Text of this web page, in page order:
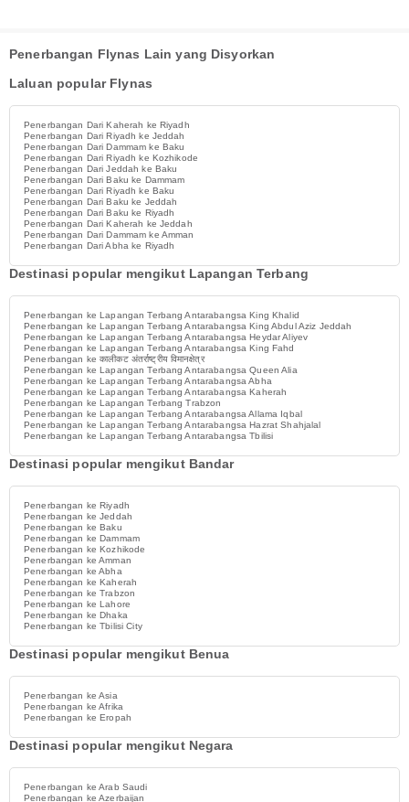
Penerbangan Flynas Lain yang Disyorkan
Laluan popular Flynas
Penerbangan Dari Kaherah ke Riyadh
Penerbangan Dari Riyadh ke Jeddah
Penerbangan Dari Dammam ke Baku
Penerbangan Dari Riyadh ke Kozhikode
Penerbangan Dari Jeddah ke Baku
Penerbangan Dari Baku ke Dammam
Penerbangan Dari Riyadh ke Baku
Penerbangan Dari Baku ke Jeddah
Penerbangan Dari Baku ke Riyadh
Penerbangan Dari Kaherah ke Jeddah
Penerbangan Dari Dammam ke Amman
Penerbangan Dari Abha ke Riyadh
Destinasi popular mengikut Lapangan Terbang
Penerbangan ke Lapangan Terbang Antarabangsa King Khalid
Penerbangan ke Lapangan Terbang Antarabangsa King Abdul Aziz Jeddah
Penerbangan ke Lapangan Terbang Antarabangsa Heydar Aliyev
Penerbangan ke Lapangan Terbang Antarabangsa King Fahd
Penerbangan ke कालीकट अंतर्राष्ट्रीय विमानक्षेत्र
Penerbangan ke Lapangan Terbang Antarabangsa Queen Alia
Penerbangan ke Lapangan Terbang Antarabangsa Abha
Penerbangan ke Lapangan Terbang Antarabangsa Kaherah
Penerbangan ke Lapangan Terbang Trabzon
Penerbangan ke Lapangan Terbang Antarabangsa Allama Iqbal
Penerbangan ke Lapangan Terbang Antarabangsa Hazrat Shahjalal
Penerbangan ke Lapangan Terbang Antarabangsa Tbilisi
Destinasi popular mengikut Bandar
Penerbangan ke Riyadh
Penerbangan ke Jeddah
Penerbangan ke Baku
Penerbangan ke Dammam
Penerbangan ke Kozhikode
Penerbangan ke Amman
Penerbangan ke Abha
Penerbangan ke Kaherah
Penerbangan ke Trabzon
Penerbangan ke Lahore
Penerbangan ke Dhaka
Penerbangan ke Tbilisi City
Destinasi popular mengikut Benua
Penerbangan ke Asia
Penerbangan ke Afrika
Penerbangan ke Eropah
Destinasi popular mengikut Negara
Penerbangan ke Arab Saudi
Penerbangan ke Azerbaijan